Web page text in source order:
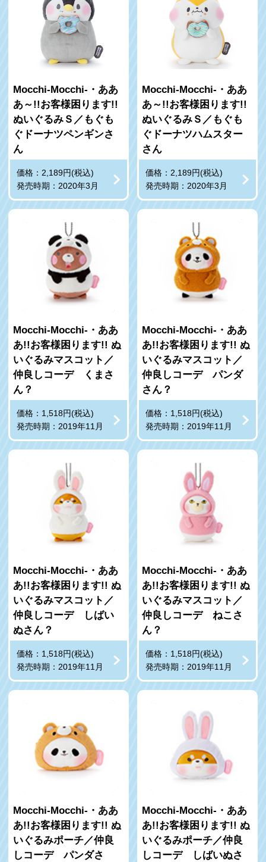
Mocchi-Mocchi-・ああ
あ～!!お客様困ります!!
ぬいぐるみＳ／もぐも
ぐドーナツペンギンさ
ん
価格：2,189円(税込)
発売時期：2020年3月
Mocchi-Mocchi-・ああ
あ～!!お客様困ります!!
ぬいぐるみＳ／もぐも
ぐドーナツハムスター
さん
価格：2,189円(税込)
発売時期：2020年3月
Mocchi-Mocchi-・ああ
あ!!お客様困ります!! ぬ
いぐるみマスコット／
仲良しコーデ くまさ
ん？
価格：1,518円(税込)
発売時期：2019年11月
Mocchi-Mocchi-・ああ
あ!!お客様困ります!! ぬ
いぐるみマスコット／
仲良しコーデ パンダ
さん？
価格：1,518円(税込)
発売時期：2019年11月
Mocchi-Mocchi-・ああ
あ!!お客様困ります!! ぬ
いぐるみマスコット／
仲良しコーデ しばい
ぬさん？
価格：1,518円(税込)
発売時期：2019年11月
Mocchi-Mocchi-・ああ
あ!!お客様困ります!! ぬ
いぐるみマスコット／
仲良しコーデ ねこさ
ん？
価格：1,518円(税込)
発売時期：2019年11月
Mocchi-Mocchi-・ああ
あ!!お客様困ります!! ぬ
いぐるみポーチ／仲良
しコーデ パンダさ
Mocchi-Mocchi-・ああ
あ!!お客様困ります!! ぬ
いぐるみポーチ／仲良
しコーデ しばいぬさ